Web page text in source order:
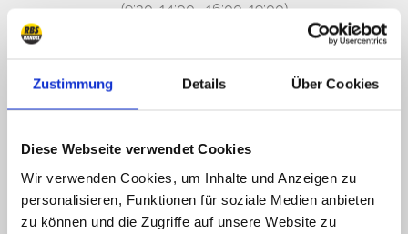
Zustimmung Details Über Cookies
Diese Webseite verwendet Cookies
Wir verwenden Cookies, um Inhalte und Anzeigen zu
personalisieren, Funktionen für soziale Medien anbieten
zu können und die Zugriffe auf unsere Website zu
(9:30-14:00 16:00-19:00)